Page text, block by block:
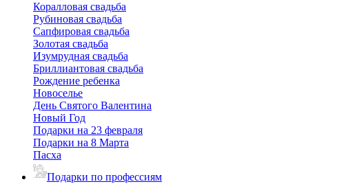
Коралловая свадьба
Рубиновая свадьба
Сапфировая свадьба
Золотая свадьба
Изумрудная свадьба
Бриллиантовая свадьба
Рождение ребенка
Новоселье
День Святого Валентина
Новый Год
Подарки на 23 февраля
Подарки на 8 Марта
Пасха
Подарки по профессиям